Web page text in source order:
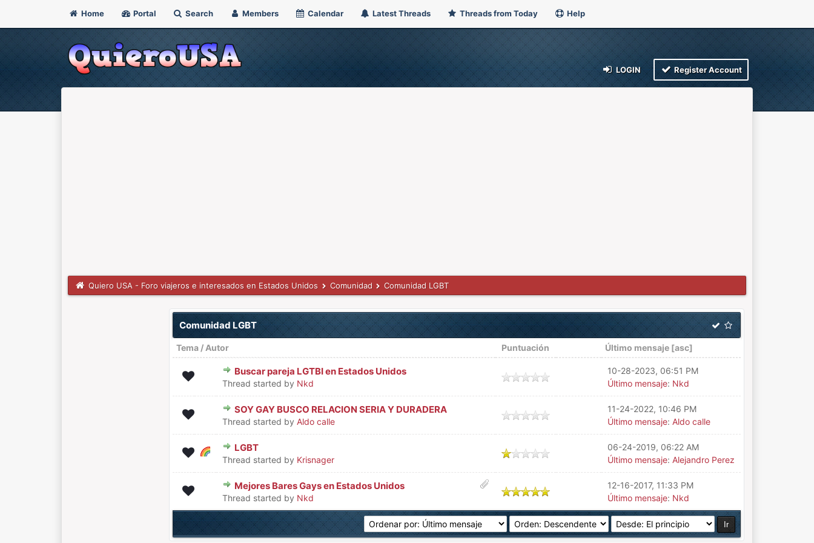
Home Portal Search Members Calendar Latest Threads Threads from Today Help
LOGIN Register Account
Quiero USA - Foro viajeros e interesados en Estados Unidos Comunidad Comunidad LGBT
Comunidad LGBT
Tema/ Autor Puntuación Último mensaje [asc]
Buscar pareja LGTBI en Estados Unidos
Thread started by Nkd
0 voto(s) - Media 0 de 5
10-28-2023, 06:51 PM
Último mensaje: Nkd
SOY GAY BUSCO RELACION SERIA Y DURADERA
Thread started by Aldo calle
0 voto(s) - Media 0 de 5
11-24-2022, 10:46 PM
Último mensaje: Aldo calle
LGBT
Thread started by Krisnager
1 voto(s) - Media 1 de 5
123
06-24-2019, 06:22 AM
Último mensaje: Alejandro Perez
Mejores Bares Gays en Estados Unidos
Thread started by Nkd
1 voto(s) - Media 5 de 5
12-16-2017, 11:33 PM
Último mensaje: Nkd